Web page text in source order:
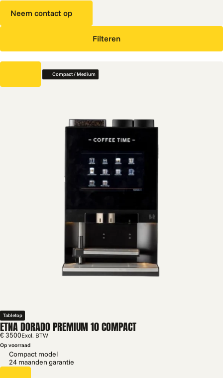
Neem contact op
Filteren
Compact / Medium
Tabletop
ETNA DORADO PREMIUM 10 COMPACT
€ 3500Excl. BTW
Op voorraad
Compact model
24 maanden garantie